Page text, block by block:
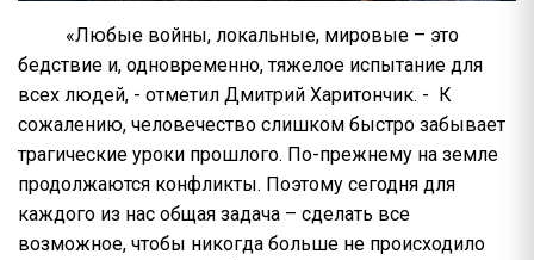
«Любые войны, локальные, мировые – это
бедствие и, одновременно, тяжелое испытание для
всех людей, - отметил Дмитрий Харитончик. - К
сожалению, человечество слишком быстро забывает
трагические уроки прошлого. По-прежнему на земле
продолжаются конфликты. Поэтому сегодня для
каждого из нас общая задача – сделать все
возможное, чтобы никогда больше не происходило